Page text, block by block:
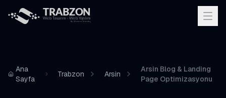
Ana
Sayfa
Trabzon Arsin
Arsin Blog & Landing
Page Optimizasyonu